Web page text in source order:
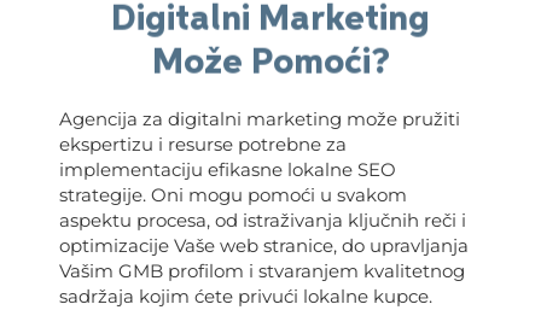
Digitalni Marketing
Može Pomoći?
Agencija za digitalni marketing može pružiti
ekspertizu i resurse potrebne za
implementaciju efikasne lokalne SEO
strategije. Oni mogu pomoći u svakom
aspektu procesa, od istraživanja ključnih reči i
optimizacije Vaše web stranice, do upravljanja
Vašim GMB profilom i stvaranjem kvalitetnog
sadržaja kojim ćete privući lokalne kupce.